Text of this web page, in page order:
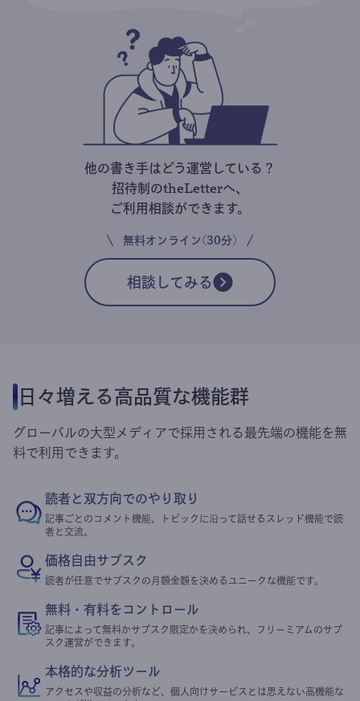
他の書き手はどう運営している？
招待制のtheLetterへ、
ご利用相談ができます。
無料オンライン(30分)
相談してみる
日々増える高品質な機能群
グローバルの大型メディアで採用される最先端の機能を無
料で利用できます。
読者と双方向でのやり取り
記事ごとのコメント機能、トピックに沿って話せるスレッド機能で読
者と交流。
価格自由サブスク
読者が任意でサブスクの月額金額を決めるユニークな機能です。
無料・有料をコントロール
記事によって無料かサブスク限定かを決められ、フリーミアムのサブ
スク運営ができます。
本格的な分析ツール
アクセスや収益の分析など、個人向けサービスとは思えない高機能な